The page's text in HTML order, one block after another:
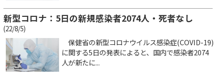
新型コロナ：5日の新規感染者2074人・死者なし
(22/8/5)
保健省の新型コロナウイルス感染症(COVID-19)
に関する5日の発表によると、国内で感染者2074
人が新たに...